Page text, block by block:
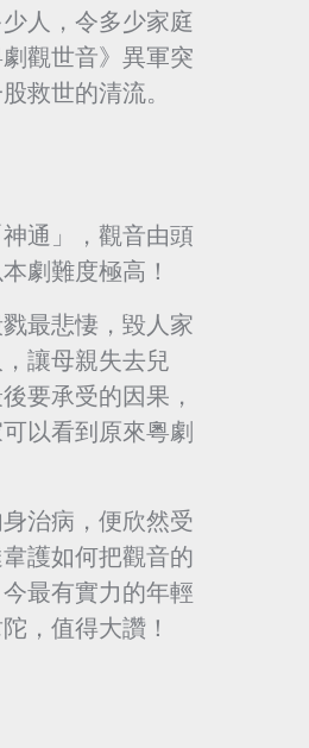
人，令多少家庭
觀世音》異軍突
救世的清流。
通」，觀音由頭
劇難度極高！
最悲悽，毀人家
讓母親失去兒
要承受的因果，
以看到原來粵劇
治病，便欣然受
護如何把觀音的
最有實力的年輕
，值得大讚！